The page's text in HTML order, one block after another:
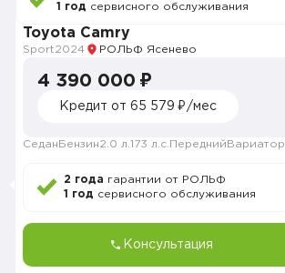
1 год сервисного обслуживания
Toyota Camry
Sport2024 РОЛЬФ Ясенево
4 390 000 ₽
Кредит от 65 579 ₽/мес
Седан Бензин2.0 л. 173 л.с. Передний Вариатор
2 года гарантии от РОЛЬФ
1 год сервисного обслуживания
Консультация